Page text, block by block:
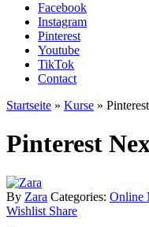
Facebook
Instagram
Pinterest
Youtube
TikTok
Contact
Startseite » Kurse »
Pinterest
By Zara Categories: Online
Wishlist Share